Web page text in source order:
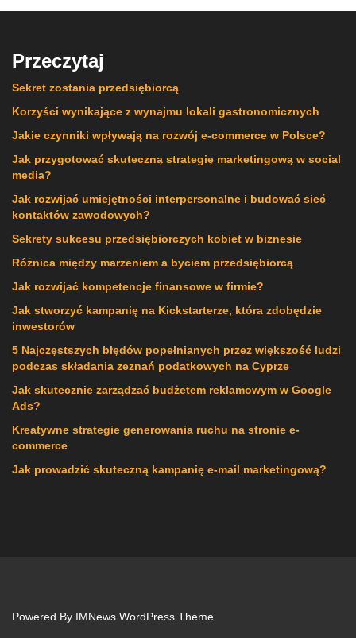
Przeczytaj
Sekret zostania przedsiębiorcą
Korzyści wynikające z wynajmu lokali gastronomicznych
Jakie czynniki wpływają na rozwój e-commerce w Polsce?
Jak przygotować skuteczną strategię marketingową w social
media?
Jak rozwijać umiejętności interpersonalne i budować sieć
kontaktów zawodowych?
Sekrety sukcesu przedsiębiorczych kobiet w biznesie
Różnica między marzeniem a byciem przedsiębiorcą
Jak rozwijać kompetencje finansowe w firmie?
Jak stworzyć kampanię na Kickstarterze, która zdobędzie
inwestorów
5 Najczęstszych błędów popełnianych przez większość ludzi
podczas składania zeznań podatkowych na Cyprze
Jak skutecznie zarządzać budżetem reklamowym w Google
Ads?
Kreatywne strategie generowania ruchu na stronie e-
commerce
Jak prowadzić skuteczną kampanię e-mail marketingową?
Powered By IMNews WordPress Theme